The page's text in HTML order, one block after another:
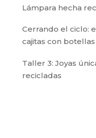
Lámpara hecha
Cerrando el ciclo:
cajitas con
Taller 3: Joyas
recicladas